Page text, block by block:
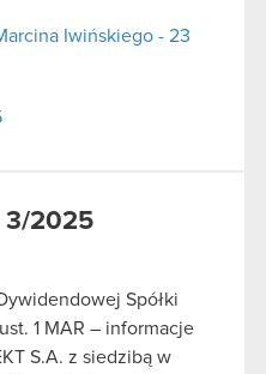
Iwińskiego - 23
3/2025
Spółki
1 MAR – informacje
S.A. z siedzibą w